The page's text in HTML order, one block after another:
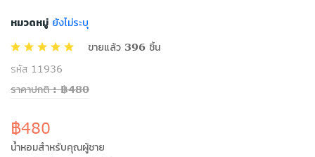
หมวดหมู่ ยังไม่ระบุ
ขายแล้ว 396 ชิ้น
รหัส 11936
ราคาปกติ : ฿480
฿480
น้ำหอมสำหรับคุณผู้ชาย